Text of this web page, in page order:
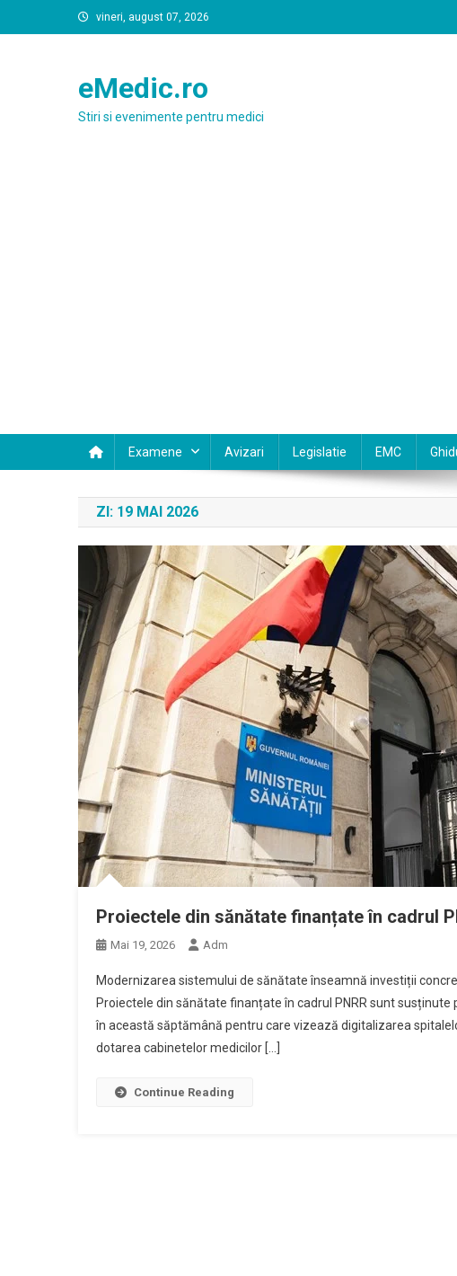
to
vineri, august 07, 2026
eMedic.ro
Stiri si evenimente pentru medici
Examene Avizari Legislatie EMC
ZI: 19 MAI 2026
Proiectele din sănătate finanțate în cadrul
Mai 19, 2026 Adm
Modernizarea sistemului de sănătate înseamnă investiții
Proiectele din sănătate finanțate în cadrul PNRR sunt
în această săptămână pentru care vizează digitalizarea
dotarea cabinetelor medicilor […]
Continue Reading